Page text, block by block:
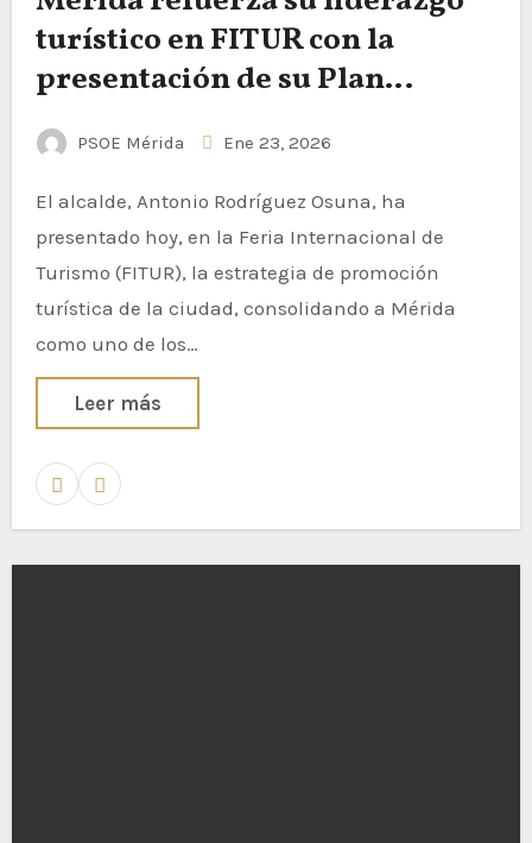
turístico en FITUR con la
presentación de su Plan
Estratégico de Turismo 2025–
2030PSOE Mérida Ene 23, 2026
El alcalde, Antonio Rodríguez Osuna, ha
presentado hoy, en la Feria Internacional de
Turismo (FITUR), la estrategia de promoción
turística de la ciudad, consolidando a Mérida
como uno de los…
Leer más